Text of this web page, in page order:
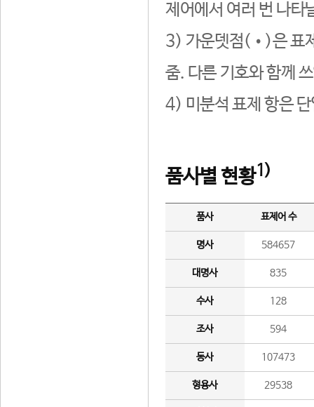
제어에서 여러 번 나타
3) 가운뎃점(•)은 표
줌. 다른 기호와 함께
4) 미분석 표제 항은
품사별 현황1)
품사 표제어 수
명사 584657
대명사 835
수사 128
조사 594
동사 107473
형용사 29538